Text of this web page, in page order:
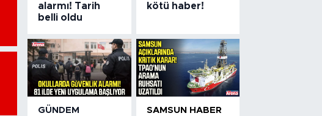
alarmı! Tarih
belli oldu
kötü haber!
GÜNDEM
SAMSUN HABER